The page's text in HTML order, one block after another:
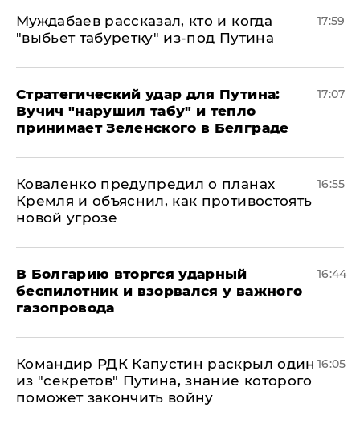
Муждабаев рассказал, кто и когда
"выбьет табуретку" из-под Путина
17:59
Стратегический удар для Путина:
Вучич "нарушил табу" и тепло
принимает Зеленского в Белграде
17:07
Коваленко предупредил о планах
Кремля и объяснил, как противостоять
новой угрозе
16:55
В Болгарию вторгся ударный
беспилотник и взорвался у важного
газопровода
16:44
Командир РДК Капустин раскрыл один
из "секретов" Путина, знание которого
поможет закончить войну
16:05